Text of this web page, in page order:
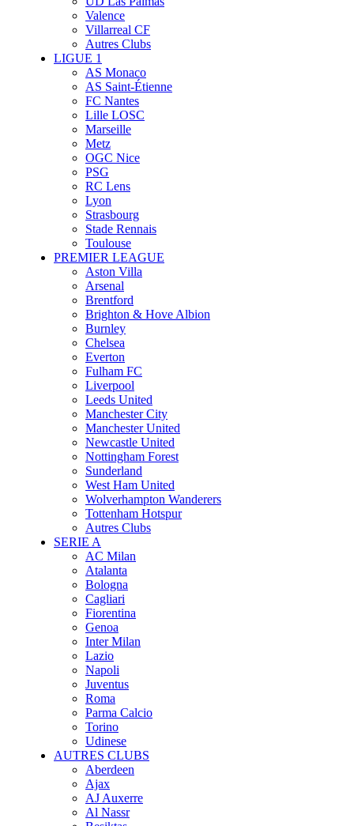
Valence
Villarreal CF
Autres Clubs
LIGUE 1
AS Monaco
AS Saint-Étienne
FC Nantes
Lille LOSC
Marseille
Metz
OGC Nice
PSG
RC Lens
Lyon
Strasbourg
Stade Rennais
Toulouse
PREMIER LEAGUE
Aston Villa
Arsenal
Brentford
Brighton & Hove Albion
Burnley
Chelsea
Everton
Fulham FC
Liverpool
Leeds United
Manchester City
Manchester United
Newcastle United
Nottingham Forest
Sunderland
West Ham United
Wolverhampton Wanderers
Tottenham Hotspur
Autres Clubs
SERIE A
AC Milan
Atalanta
Bologna
Cagliari
Fiorentina
Genoa
Inter Milan
Lazio
Napoli
Juventus
Roma
Parma Calcio
Torino
Udinese
AUTRES CLUBS
Aberdeen
Ajax
AJ Auxerre
Al Nassr